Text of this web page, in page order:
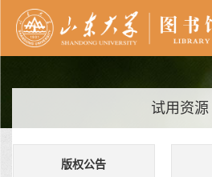
试用资源
版权公告